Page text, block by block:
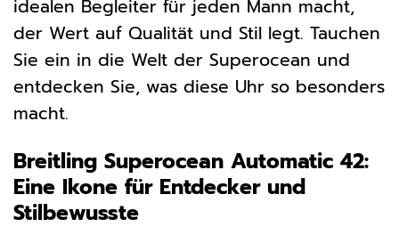
idealen Begleiter für jeden Mann macht,
der Wert auf Qualität und Stil legt. Tauchen
Sie ein in die Welt der Superocean und
entdecken Sie, was diese Uhr so besonders
macht.
Breitling Superocean Automatic 42:
Eine Ikone für Entdecker und
Stilbewusste